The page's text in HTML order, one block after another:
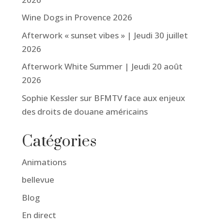
Wine Dogs in Provence 2026
Afterwork « sunset vibes » | Jeudi 30 juillet
2026
Afterwork White Summer | Jeudi 20 août
2026
Sophie Kessler sur BFMTV face aux enjeux
des droits de douane américains
Catégories
Animations
bellevue
Blog
En direct